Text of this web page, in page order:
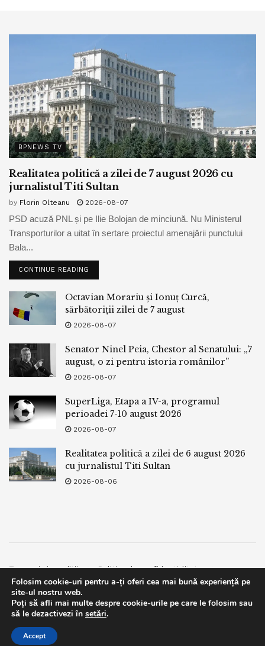
BPNEWS TV
Realitatea politică a zilei de 7 august 2026 cu
jurnalistul Titi Sultan
by Florin Olteanu 2026-08-07
PSD acuză PNL și pe Ilie Bolojan de minciună. Nu Ministerul
Transporturilor a uitat în sertare proiectul amenajării punctului
Bala...
CONTINUE READING
Octavian Morariu și Ionuț Curcă,
sărbătoriții zilei de 7 august
2026-08-07
Senator Ninel Peia, Chestor al Senatului: „7
august, o zi pentru istoria românilor”
2026-08-07
SuperLiga, Etapa a IV-a, programul
perioadei 7-10 august 2026
2026-08-07
Realitatea politică a zilei de 6 august 2026
cu jurnalistul Titi Sultan
2026-08-06
Termeni si conditii
Politica de confidentialitate
Facebook
Contact
© 2019bpnews- Business & Politics Newsbpnews.
Folosim cookie-uri pentru a-ți oferi cea mai bună experiență pe
site-ul nostru web.
Poți să afli mai multe despre cookie-urile pe care le folosim sau
să le dezactivezi în setări.
Accept
This website uses GDPR cookies. By continuing to use this
website you are giving consent to cookies being used. Visit our
Privacy and Cookie Policy